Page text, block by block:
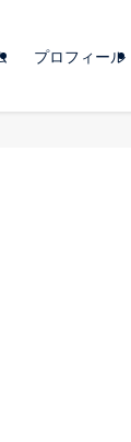
プロフィール